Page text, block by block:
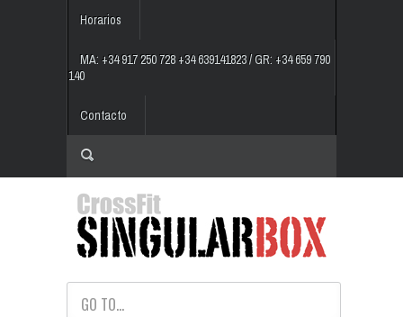
Horarios
MA: +34 917 250 728 +34 639141823 / GR: +34 659 790
140
Contacto
GO TO...